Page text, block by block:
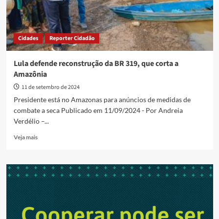
Cidades Reporter Cidadão
Lula defende reconstrução da BR 319, que corta a
Amazônia
11 de setembro de 2024
Presidente está no Amazonas para anúncios de medidas de
combate a seca Publicado em 11/09/2024 - Por Andreia
Verdélio –...
Veja maisRead
Lula
defende
319,